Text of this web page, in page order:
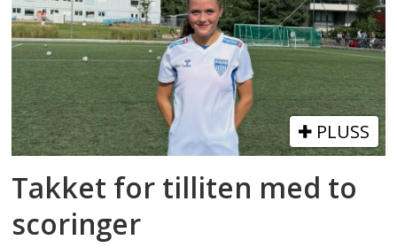
PLUSS
Takket for tilliten med to
scoringer